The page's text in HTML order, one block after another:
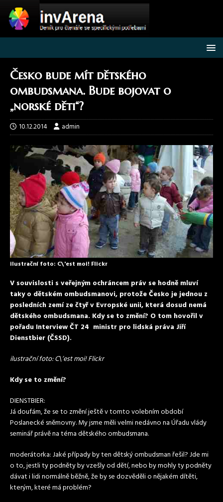
Česko bude mít dětského
ombudsmana. Bude bojovat o
„norské děti“?
10.12.2014 admin
ilustrační foto: C\'est moi! Flickr
V souvislosti s veřejným ochráncem práv se hodně mluví
taky o dětském ombudsmanovi, protože Česko je jednou z
posledních zemí ze čtyř v Evropské unii, která dosud nemá
dětského ombudsmana. Kdy se to změní? O tom hovořil v
pořadu Interview ČT 24 ministr pro lidská práva Jiří
Dienstbier (ČSSD).
ilustrační foto: C\’est moi! Flickr
Kdy se to změní?
DIENSTBIER:
Já doufám, že se to změní ještě v tomto volebním období
Poslanecké sněmovny. My jsme měli velmi nedávno na Úřadu vlády
seminář právě na téma dětského ombudsmana.
moderátorka: Jaké případy by ten dětský ombudsman řešil? Jde mi
o to, jestli ty podněty by vzešly od dětí, nebo by mohly ty podněty
dávat i lidi normálně běžně, že by se dozvěděli o nějakém dítěti,
kterým, které má problém?